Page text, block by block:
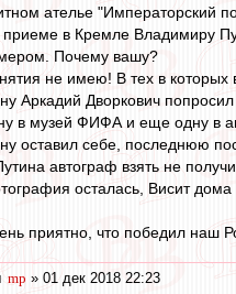
ателье "Императорский
в Кремле Владимиру
Почему вашу?
не имею! В тех в которых
Аркадий Дворкович попросил
в музей ФИФА и еще одну в
оставил себе, последнюю
автограф взять не
осталась, Висит
приятно, что победил наш
mp » 01 дек 2018 22:23